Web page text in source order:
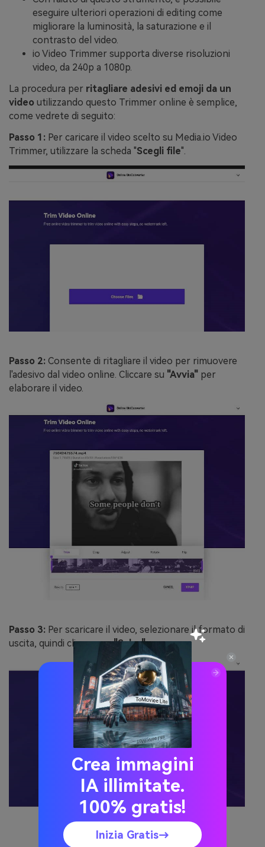
eseguire ulteriori operazioni di editing come
migliorare la luminosità, la saturazione e il
contrasto del video.
io Video Trimmer supporta diverse risoluzioni
video, da 240p a 1080p.
La procedura per ritagliare adesivi ed emoji da un
video utilizzando questo Trimmer online è semplice,
come vedrete di seguito:
Passo 1: Per caricare il video scelto su Media.io Video
Trimmer, utilizzare la scheda "Scegli file".
Passo 2: Consente di ritagliare il video per rimuovere
l'adesivo dal video online. Cliccare su "Avvia" per
elaborare il video.
Passo 3: Per scaricare il video, selezionare il formato di
uscita, quindi cliccare su"Salva".
Crea immagini
IA illimitate.
100% gratis!
Inizia Gratis→